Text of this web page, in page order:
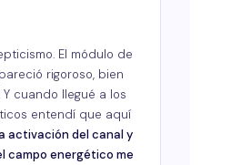
El módulo de
rigoroso, bien
cuando llegué a los
entendí que aquí
activación del canal y
campo energético me